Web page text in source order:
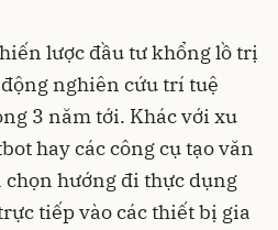
lược đầu tư khổng lồ trị
nghiên cứu trí tuệ
3 năm tới. Khác với xu
hay các công cụ tạo văn
hướng đi thực dụng
tiếp vào các thiết bị gia